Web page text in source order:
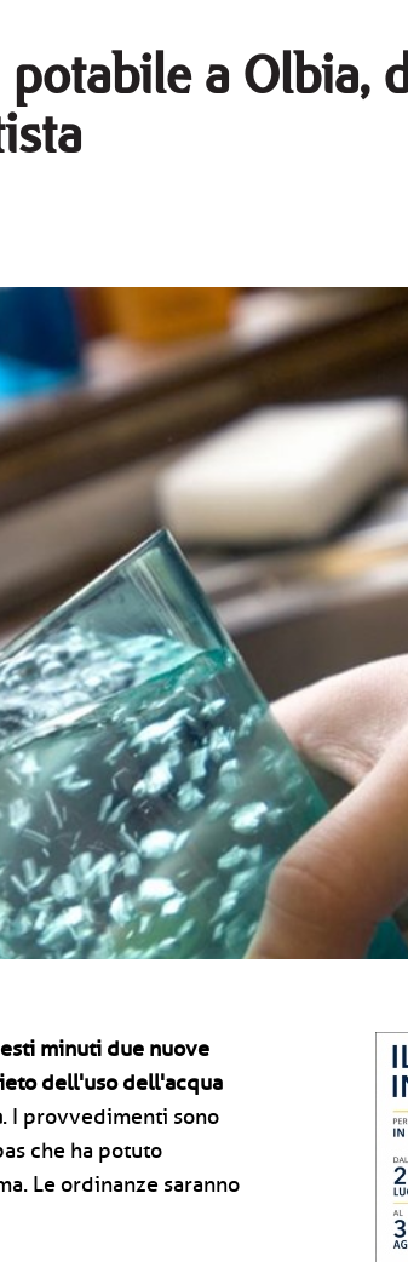
a Olbia,
minuti due nuove
dell'uso dell'acqua
. I provvedimenti sono
che ha potuto
Le ordinanze saranno